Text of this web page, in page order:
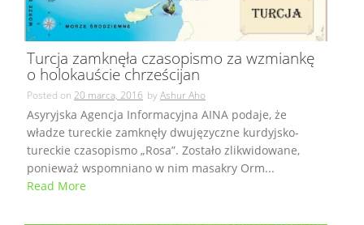
Turcja zamknęła czasopismo za wzmiankę
o holokauście chrześcijan
Posted on 20 marca, 2016 byAshur Aho
Asyryjska Agencja Informacyjna AINA podaje, że
władze tureckie zamknęły dwujęzyczne kurdyjsko-
tureckie czasopismo „Rosa”. Zostało zlikwidowane,
ponieważ wspomniano w nim masakry Orm...
Read More